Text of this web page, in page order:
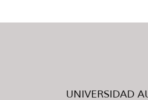
UNIVERSIDAD